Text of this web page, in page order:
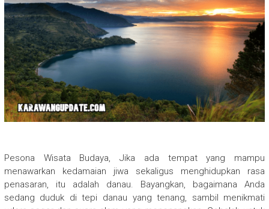
Pesona Wisata Budaya, Jika ada tempat yang mampu
menawarkan kedamaian jiwa sekaligus menghidupkan rasa
penasaran, itu adalah danau. Bayangkan, bagaimana Anda
sedang duduk di tepi danau yang tenang, sambil menikmati